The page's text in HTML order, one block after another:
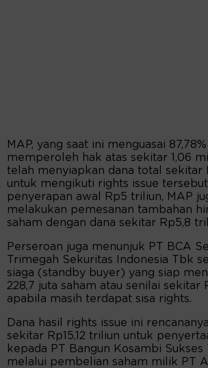
MAP, yang saat ini menguasai
memperoleh hak atas sekitar 1,06
telah menyiapkan dana total sekitar
untuk mengikuti rights issue
penyerapan awal Rp5 triliun, MAP
melakukan pemesanan tambahan
saham dengan dana sekitar Rp5,8
Perseroan juga menunjuk PT BCA
Trimegah Sekuritas Indonesia Tbk
siaga (standby buyer) yang siap
228,7 juta saham atau senilai sekitar
apabila masih terdapat sisa rights.
Dana hasil rights issue ini
sekitar Rp15,12 triliun untuk
kepada PT Bangun Kosambi
melalui pembelian saham milik PT